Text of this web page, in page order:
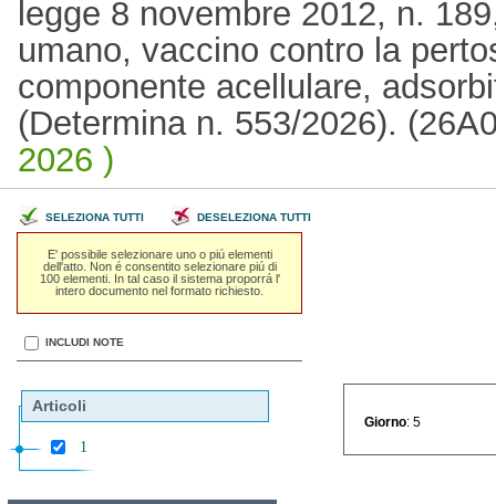
legge 8 novembre 2012, n.
umano, vaccino contro la
componente acellulare,
(Determina n. 553/2026).
2026 )
SELEZIONA TUTTI DESELEZIONA TUTTI
E' possibile selezionare uno o piú elementi
dell'atto. Non é consentito selezionare piú di
100 elementi. In tal caso il sistema proporrá l'
intero documento nel formato richiesto.
INCLUDI NOTE
Articoli
1
Giorno : 5